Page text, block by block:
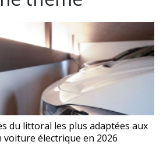
du littoral les plus adaptées aux
voiture électrique en 2026